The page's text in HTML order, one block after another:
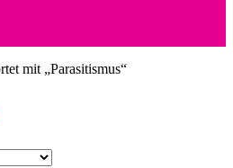
mit „Parasitismus“